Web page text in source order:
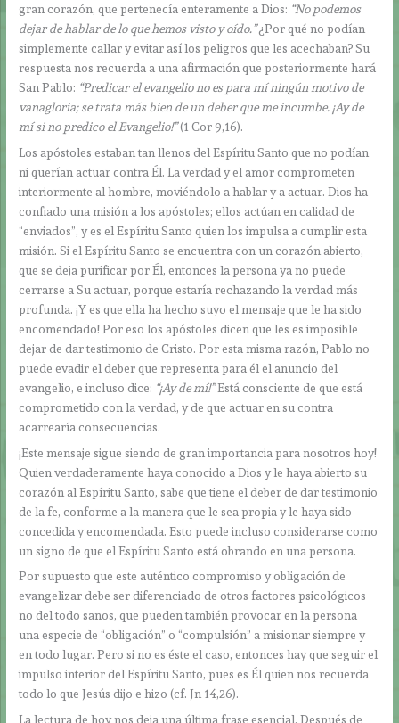
gran corazón, que pertenecía enteramente a Dios: “No podemos
dejar de hablar de lo que hemos visto y oído.”¿Por qué no podían
simplemente callar y evitar así los peligros que les acechaban? Su
respuesta nos recuerda a una afirmación que posteriormente hará
San Pablo: “Predicar el evangelio no es para mí ningún motivo de
vanagloria; se trata más bien de un deber que me incumbe. ¡Ay de
mí si no predico el Evangelio!”(1 Cor 9,16).
Los apóstoles estaban tan llenos del Espíritu Santo que no podían
ni querían actuar contra Él. La verdad y el amor comprometen
interiormente al hombre, moviéndolo a hablar y a actuar. Dios ha
confiado una misión a los apóstoles; ellos actúan en calidad de
“enviados”, y es el Espíritu Santo quien los impulsa a cumplir esta
misión. Si el Espíritu Santo se encuentra con un corazón abierto,
que se deja purificar por Él, entonces la persona ya no puede
cerrarse a Su actuar, porque estaría rechazando la verdad más
profunda. ¡Y es que ella ha hecho suyo el mensaje que le ha sido
encomendado! Por eso los apóstoles dicen que les es imposible
dejar de dar testimonio de Cristo. Por esta misma razón, Pablo no
puede evadir el deber que representa para él el anuncio del
evangelio, e incluso dice: “¡Ay de mí!”Está consciente de que está
comprometido con la verdad, y de que actuar en su contra
acarrearía consecuencias.
¡Este mensaje sigue siendo de gran importancia para nosotros hoy!
Quien verdaderamente haya conocido a Dios y le haya abierto su
corazón al Espíritu Santo, sabe que tiene el deber de dar testimonio
de la fe, conforme a la manera que le sea propia y le haya sido
concedida y encomendada. Esto puede incluso considerarse como
un signo de que el Espíritu Santo está obrando en una persona.
Por supuesto que este auténtico compromiso y obligación de
evangelizar debe ser diferenciado de otros factores psicológicos
no del todo sanos, que pueden también provocar en la persona
una especie de “obligación” o “compulsión” a misionar siempre y
en todo lugar. Pero si no es éste el caso, entonces hay que seguir el
impulso interior del Espíritu Santo, pues es Él quien nos recuerda
todo lo que Jesús dijo e hizo (cf. Jn 14,26).
La lectura de hoy nos deja una última frase esencial. Después de